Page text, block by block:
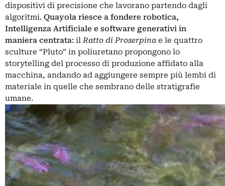
dispositivi di precisione che lavorano partendo dagli
algoritmi. Quayola riesce a fondere robotica,
Intelligenza Artificiale e software generativi in
maniera centrata: ilRatto di Proserpina e le quattro
sculture “Pluto” in poliuretano propongono lo
storytelling del processo di produzione affidato alla
macchina, andando ad aggiungere sempre più lembi di
materiale in quelle che sembrano delle stratigrafie
umane.